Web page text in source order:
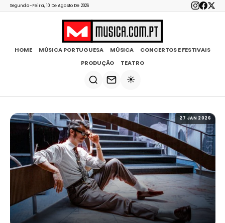
Segunda-Feira, 10 De Agosto De 2026
HOME MÚSICA PORTUGUESA MÚSICA
CONCERTOS E FESTIVAIS
PRODUÇÃO
TEATRO
☀️
27 JAN 2026